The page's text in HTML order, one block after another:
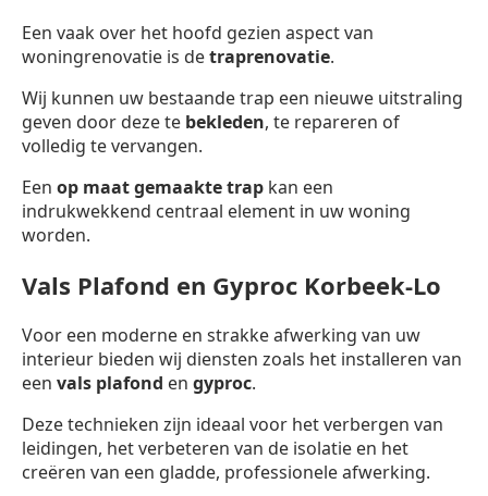
Een vaak over het hoofd gezien aspect van
woningrenovatie is detraprenovatie.
Wij kunnen uw bestaande trap een nieuwe uitstraling
geven door deze te bekleden, te repareren of
volledig te vervangen.
Een op maat gemaakte trap kan een
indrukwekkend centraal element in uw woning
worden.
Vals Plafond en Gyproc Korbeek-Lo
Voor een moderne en strakke afwerking van uw
interieur bieden wij diensten zoals het installeren van
een vals plafond en gyproc.
Deze technieken zijn ideaal voor het verbergen van
leidingen, het verbeteren van de isolatie en het
creëren van een gladde, professionele afwerking.